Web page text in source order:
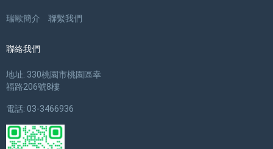
瑞歐簡介 聯繫我們
聯絡我們
地址: 330桃園市桃園區幸
福路206號8樓
電話: 03-3466936